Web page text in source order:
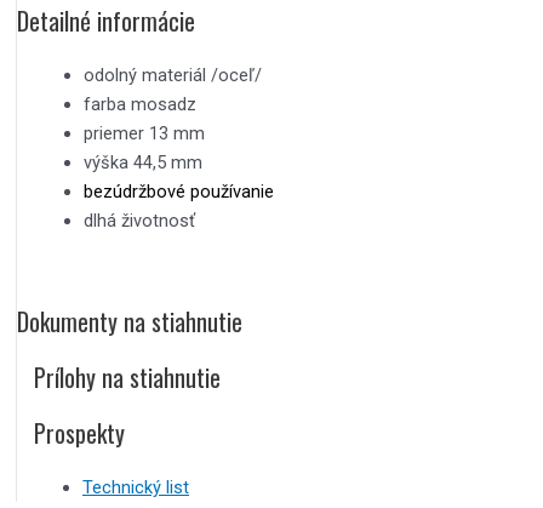
Detailné informácie
odolný materiál /oceľ/
farba mosadz
priemer 13 mm
výška 44,5 mm
bezúdržbové používanie
dlhá životnosť
Dokumenty na stiahnutie
Prílohy na stiahnutie
Prospekty
Technický list